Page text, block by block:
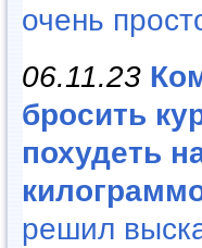
очень
06.11.23
бросить
похудеть
решил